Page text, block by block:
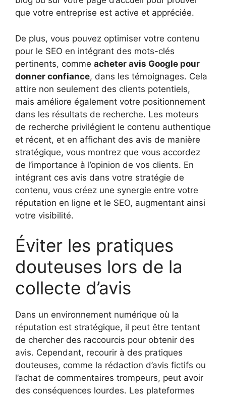
que votre entreprise est active et appréciée.
De plus, vous pouvez optimiser votre contenu
pour le SEO en intégrant des mots-clés
pertinents, comme acheter avis Google pour
donner confiance, dans les témoignages. Cela
attire non seulement des clients potentiels,
mais améliore également votre positionnement
dans les résultats de recherche. Les moteurs
de recherche privilégient le contenu authentique
et récent, et en affichant des avis de manière
stratégique, vous montrez que vous accordez
de l’importance à l’opinion de vos clients. En
intégrant ces avis dans votre stratégie de
contenu, vous créez une synergie entre votre
réputation en ligne et le SEO, augmentant ainsi
votre visibilité.
Éviter les pratiques
douteuses lors de la
collecte d’avis
Dans un environnement numérique où la
réputation est stratégique, il peut être tentant
de chercher des raccourcis pour obtenir des
avis. Cependant, recourir à des pratiques
douteuses, comme la rédaction d’avis fictifs ou
l’achat de commentaires trompeurs, peut avoir
des conséquences lourdes. Les plateformes